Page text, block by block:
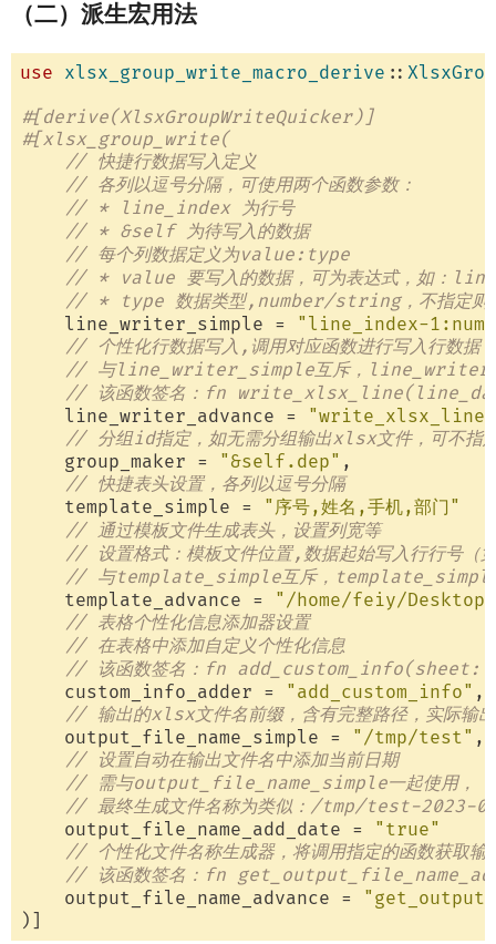
（二）派生宏用法
use xlsx_group_write_macro_derive ::
#[derive(XlsxGroupWriteQuicker)]
#[xlsx_group_write(
// 快捷行数据写入定义
// 各列以逗号分隔，可使用两个函数参数：
// * line_index 为行号
// * &self 为待写入的数据
// 每个列数据定义为value:type
// * value 要写入的数据，可为表达式，如：
// * type 数据类型,number/string，不指定则
    line_writer_simple =
"line_index-
// 个性化行数据写入,调用对应函数进行写入行数据
// 与line_writer_simple互斥，
// 该函数签名：fn
    line_writer_advance =
"write_xlsx_line"
// 分组id指定，如无需分组输出xlsx文件，可不指
    group_maker =
"&self.dep" ,
// 快捷表头设置，各列以逗号分隔
    template_simple =
"序号,姓名,手机,部门"
// 通过模板文件生成表头，设置列宽等
// 设置格式：模板文件位置,数据起始写入行行号（
// 与template_simple互斥，
    template_advance =
"/home/feiy/
// 表格个性化信息添加器设置
// 在表格中添加自定义个性化信息
// 该函数签名：fn
    custom_info_adder =
"add_custom_info" ,
// 输出的xlsx文件名前缀，含有完整路径，实际输
    output_file_name_simple =
"/tmp/test" ,
// 设置自动在输出文件名中添加当前日期
// 需与output_file_name_simple一起使用，
// 最终生成文件名称为类似：/tmp/test-2023-
    output_file_name_add_date =
"true"
// 个性化文件名称生成器，将调用指定的函数获取输
// 该函数签名：fn
    output_file_name_advance =